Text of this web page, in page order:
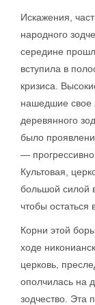
Искажения,
народного
середине
вступила в
кризиса.
нашедшие свое
деревянного
было
—
Культовая,
большой силой
чтобы остаться
Корни этой
ходе
церковь,
ополчилась на
зодчество. Эта